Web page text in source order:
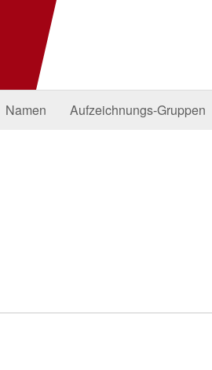
Namen Aufzeichnungs-Gruppen